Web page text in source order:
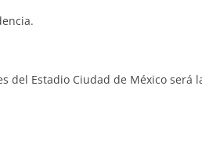
del Estadio Ciudad de México será